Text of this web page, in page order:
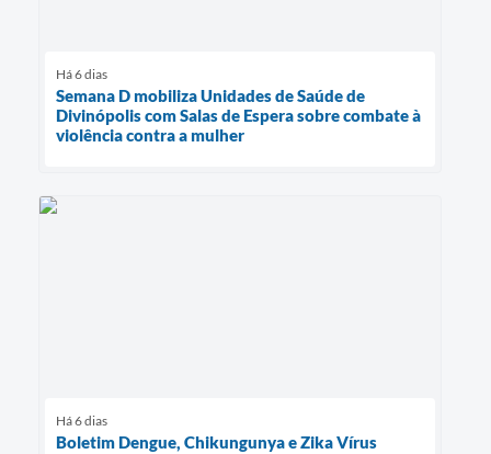
Há 6 dias
Semana D mobiliza Unidades de Saúde de
Divinópolis com Salas de Espera sobre combate à
violência contra a mulher
Há 6 dias
Boletim Dengue, Chikungunya e Zika Vírus